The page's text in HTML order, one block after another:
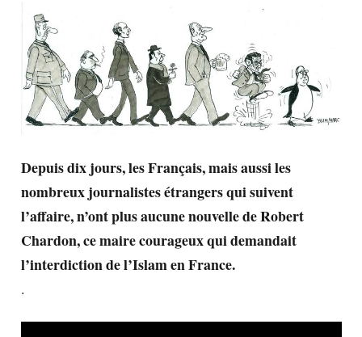
Depuis dix jours, les Français, mais aussi les
nombreux journalistes étrangers qui suivent
l’affaire, n’ont plus aucune nouvelle de Robert
Chardon, ce maire courageux qui demandait
l’interdiction de l’Islam en France.
.